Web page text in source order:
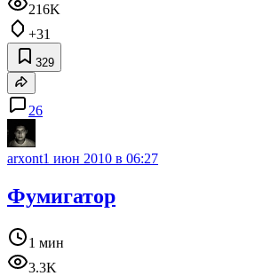
216K
+31
329
26
arxont1 июн 2010 в 06:27
Фумигатор
1 мин
3.3K